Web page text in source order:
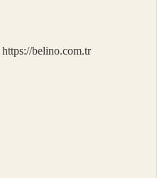
https://belino.com.tr